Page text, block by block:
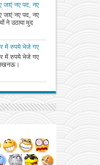
जाएं नए पद, नए
उठाया मुद्दा
जाएं नए पद, नए
ने उठाया मुद
में रुपये भेजे गए
में रुपये भेजे गए